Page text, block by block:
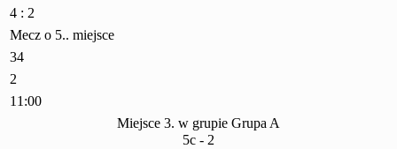
4 : 2
Mecz o 5.. miejsce
34
2
11:00
Miejsce 3. w grupie Grupa A
5c - 2